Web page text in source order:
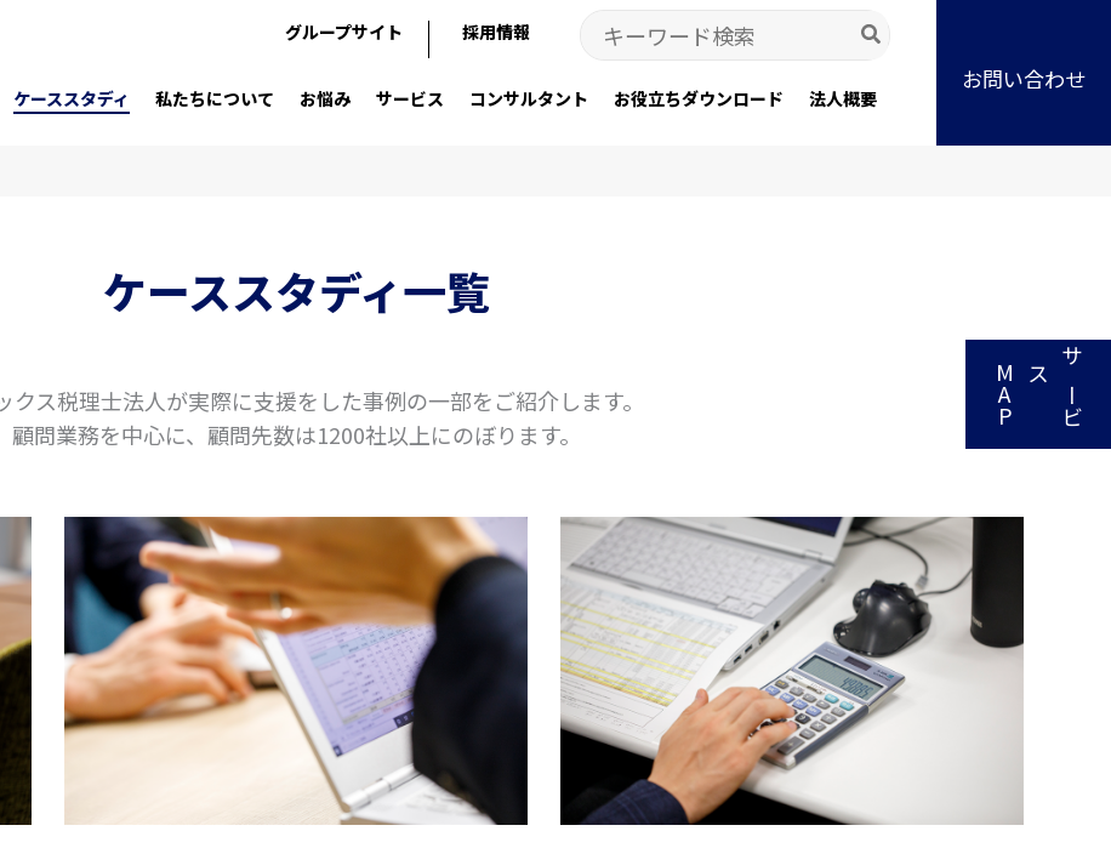
グループサイト 採用情報
Search
for:
ケーススタディ 私たちについて お悩み サービス コンサルタント お役立ちダウンロード 法人概要
お問い合わせ
ケーススタディ一覧
クス税理士法人が実際に支援をした事例の一部をご紹介します。
顧問業務を中心に、顧問先数は1200社以上にのぼります。
サ
ー
ビ
スM
A
P